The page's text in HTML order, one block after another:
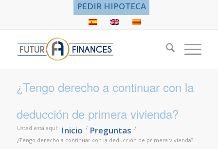
PEDIR HIPOTECA
¿Tengo derecho a continuar con la
deducción de primera vivienda?
Usted está aquí: Inicio / Preguntas /
¿Tengo derecho a continuar con la deducción de primera vivienda?